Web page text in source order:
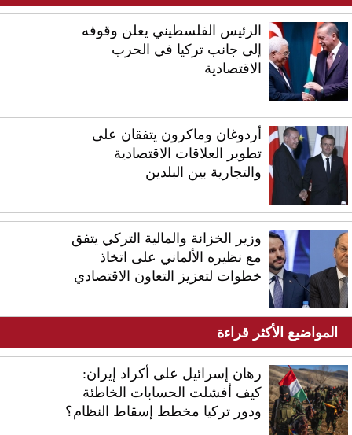
الرئيس الفلسطيني يعلن وقوفه
إلى جانب تركيا في الحرب
الاقتصادية
أردوغان وماكرون يتفقان على
تطوير العلاقات الاقتصادية
والتجارية بين البلدين
وزير الخزانة والمالية التركي يتفق
مع نظيره الألماني على اتخاذ
خطوات لتعزيز التعاون الاقتصادي
المواضيع الأكثر قراءة
رهان إسرائيل على أكراد إيران:
كيف أفشلت الحسابات الخاطئة
ودور تركيا مخطط إسقاط النظام؟